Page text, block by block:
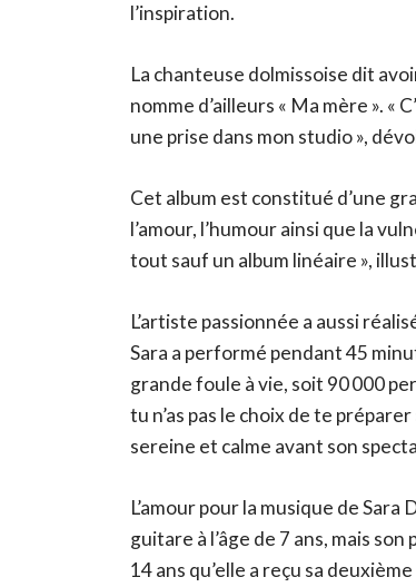
l’inspiration.
La chanteuse dolmissoise dit
nomme d’ailleurs « Ma mère ». «
une prise dans mon studio »,
Cet album est constitué d’une
l’amour, l’humour ainsi que la
tout sauf un album linéaire »,
L’artiste passionnée a aussi
Sara a performé pendant 45
grande foule à vie, soit 90 000
tu n’as pas le choix de te
sereine et calme avant son
L’amour pour la musique de
guitare à l’âge de 7 ans, mais
14 ans qu’elle a reçu sa